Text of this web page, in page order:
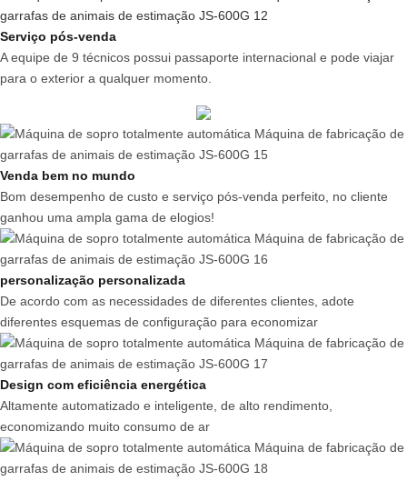
Serviço pós-venda
A equipe de 9 técnicos possui passaporte internacional e pode viajar
para o exterior a qualquer momento.
Venda bem no mundo
Bom desempenho de custo e serviço pós-venda perfeito, no cliente
ganhou uma ampla gama de elogios!
personalização personalizada
De acordo com as necessidades de diferentes clientes, adote
diferentes esquemas de configuração para economizar
Design com eficiência energética
Altamente automatizado e inteligente, de alto rendimento,
economizando muito consumo de ar